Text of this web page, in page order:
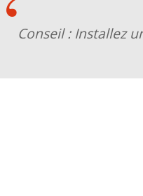
Conseil : Installez